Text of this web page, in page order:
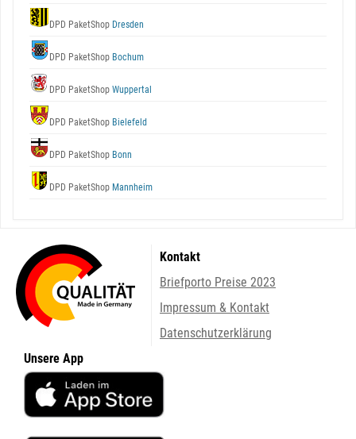
DPD PaketShop Dresden
DPD PaketShop Bochum
DPD PaketShop Wuppertal
DPD PaketShop Bielefeld
DPD PaketShop Bonn
DPD PaketShop Mannheim
Kontakt
Briefporto Preise 2023
Impressum & Kontakt
Datenschutzerklärung
Unsere App